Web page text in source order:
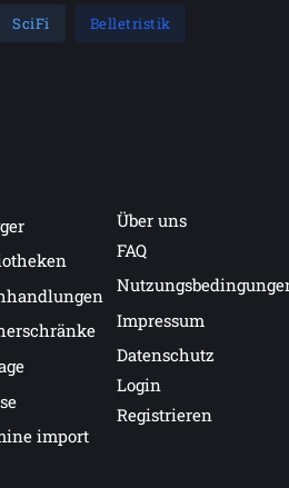
SciFi Belletristik
import
Über uns
FAQ
Impressum
Datenschutz
Login
Registrieren